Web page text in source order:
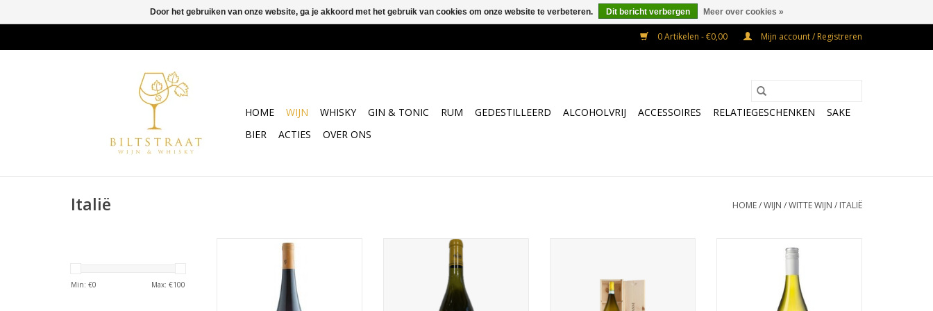
0 Artikelen - €0,00 Mijn account / Registreren
HOME WIJN WHISKY GIN & TONIC RUM GEDESTILLEERD ALCOHOLVRIJ ACCESSOIRES RELATIEGESCHENKEN
SAKE
BIER
ACTIES OVER ONS
Italië HOME/WIJN /WITTE WIJN / ITALIË
Min: €0 Max: €100
Pecorino is zo een druif waar de
spanning vanaf spat.
Deze wijn kenmerkt zich door
een volwassen, complexe en
96 punten Robert Parker
97 punten James Suckling
Venea Spinalba
Door het gebruiken van onze website, ga je akkoord met het gebruik van cookies om onze website te verbeteren. Dit bericht verbergen Meer over cookies »